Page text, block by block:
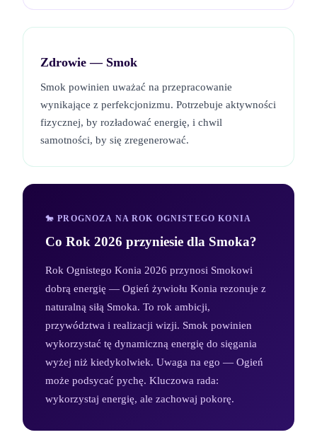
Zdrowie — Smok
Smok powinien uważać na przepracowanie
wynikające z perfekcjonizmu. Potrzebuje aktywności
fizycznej, by rozładować energię, i chwil
samotności, by się zregenerować.
🐎 PROGNOZA NA ROK OGNISTEGO KONIA
Co Rok 2026 przyniesie dla Smoka?
Rok Ognistego Konia 2026 przynosi Smokowi
dobrą energię — Ogień żywiołu Konia rezonuje z
naturalną siłą Smoka. To rok ambicji,
przywództwa i realizacji wizji. Smok powinien
wykorzystać tę dynamiczną energię do sięgania
wyżej niż kiedykolwiek. Uwaga na ego — Ogień
może podsycać pychę. Kluczowa rada:
wykorzystaj energię, ale zachowaj pokorę.